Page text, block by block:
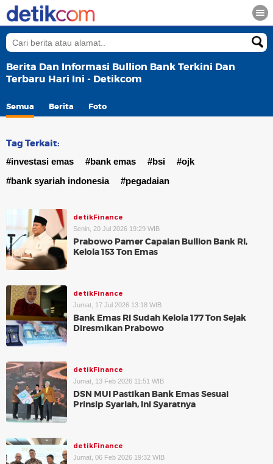
Berita Dan Informasi Bullion Bank Terkini Dan
Terbaru Hari Ini - Detikcom
Semua Berita Foto
Tag Terkait:
#investasi emas #bank emas #bsi
#ojk
#bank syariah indonesia
#pegadaian
detikFinance
Senin, 20 Jul 2026 19:29 WIB
Prabowo Pamer Capaian Bullion Bank RI,
Kelola 153 Ton Emas
detikFinance
Jumat, 17 Jul 2026 13:18 WIB
Bank Emas RI Sudah Kelola 177 Ton Sejak
Diresmikan Prabowo
detikFinance
Jumat, 13 Feb 2026 11:51 WIB
DSN MUI Pastikan Bank Emas Sesuai
Prinsip Syariah, Ini Syaratnya
detikFinance
Jumat, 06 Feb 2026 19:32 WIB